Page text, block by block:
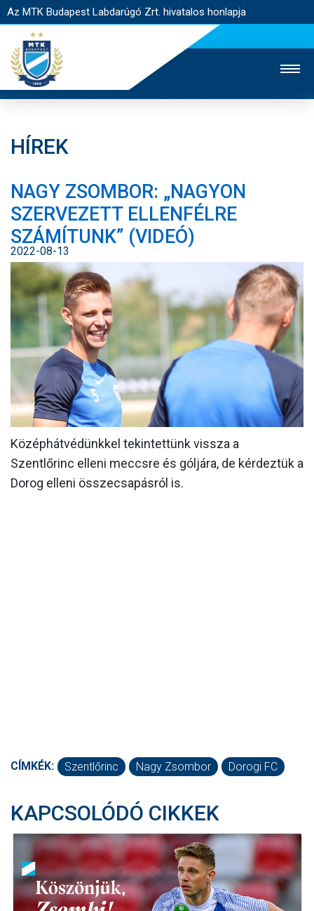
Az MTK Budapest Labdarúgó Zrt. hivatalos honlapja
JEGYÉRTÉKESÍTÉS
WEBSHOP
STADION
EGYESÜLET
KAPCSOLAT
NYITÓLAP
HÍREK
CSAPATOK
MÉRKŐZÉSEK
KLUB
GALÉRIA
SZURKOLÓI ÉLMÉNYEK
AKKREDITÁCIÓ
HÍREK
NAGY ZSOMBOR: „NAGYON
SZERVEZETT ELLENFÉLRE
SZÁMÍTUNK” (VIDEÓ)
2022-08-13
Középhátvédünkkel tekintettünk vissza a
Szentlőrinc elleni meccsre és góljára, de kérdeztük a
Dorog elleni összecsapásról is.
CÍMKÉK: Szentlőrinc Nagy Zsombor Dorogi FC
KAPCSOLÓDÓ CIKKEK